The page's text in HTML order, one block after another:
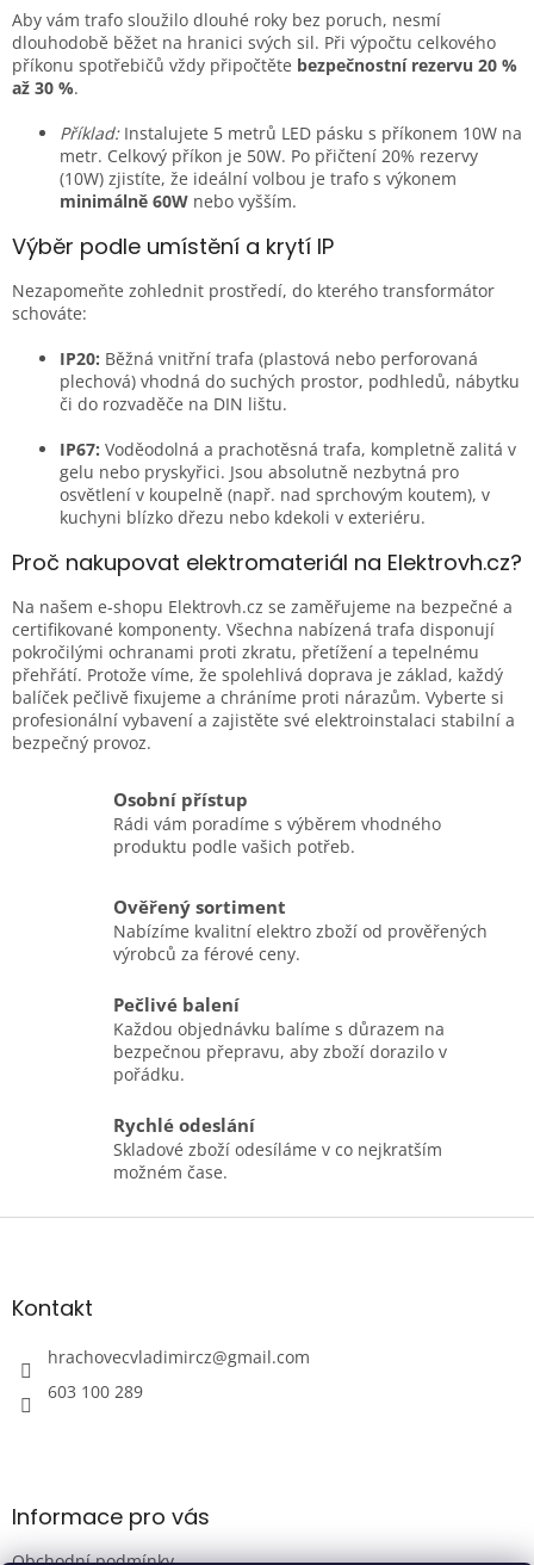
Aby vám trafo sloužilo dlouhé roky bez poruch, nesmí
dlouhodobě běžet na hranici svých sil. Při výpočtu celkového
příkonu spotřebičů vždy připočtěte bezpečnostní rezervu 20 %
až 30 %.
Příklad:Instalujete 5 metrů LED pásku s příkonem 10W na
metr. Celkový příkon je 50W. Po přičtení 20% rezervy
(10W) zjistíte, že ideální volbou je trafo s výkonem
minimálně 60W nebo vyšším.
Výběr podle umístění a krytí IP
Nezapomeňte zohlednit prostředí, do kterého transformátor
schováte:
IP20: Běžná vnitřní trafa (plastová nebo perforovaná
plechová) vhodná do suchých prostor, podhledů, nábytku
či do rozvaděče na DIN lištu.
IP67: Voděodolná a prachotěsná trafa, kompletně zalitá v
gelu nebo pryskyřici. Jsou absolutně nezbytná pro
osvětlení v koupelně (např. nad sprchovým koutem), v
kuchyni blízko dřezu nebo kdekoli v exteriéru.
Proč nakupovat elektromateriál na Elektrovh.cz?
Na našem e-shopu Elektrovh.cz se zaměřujeme na bezpečné a
certifikované komponenty. Všechna nabízená trafa disponují
pokročilými ochranami proti zkratu, přetížení a tepelnému
přehřátí. Protože víme, že spolehlivá doprava je základ, každý
balíček pečlivě fixujeme a chráníme proti nárazům. Vyberte si
profesionální vybavení a zajistěte své elektroinstalaci stabilní a
bezpečný provoz.
Osobní přístup
Rádi vám poradíme s výběrem vhodného
produktu podle vašich potřeb.
Ověřený sortiment
Nabízíme kvalitní elektro zboží od prověřených
výrobců za férové ceny.
Pečlivé balení
Každou objednávku balíme s důrazem na
bezpečnou přepravu, aby zboží dorazilo v
pořádku.
Rychlé odeslání
Skladové zboží odesíláme v co nejkratším
možném čase.
Z
aKontakt
hrachovecvladimircz@gmail.com
603 100 289
Informace pro vás